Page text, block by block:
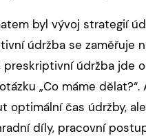
byl vývoj strategií
údržba se zaměřuje
preskriptivní údržba jde
„Co máme dělat?“.
optimální čas údržby,
díly, pracovní